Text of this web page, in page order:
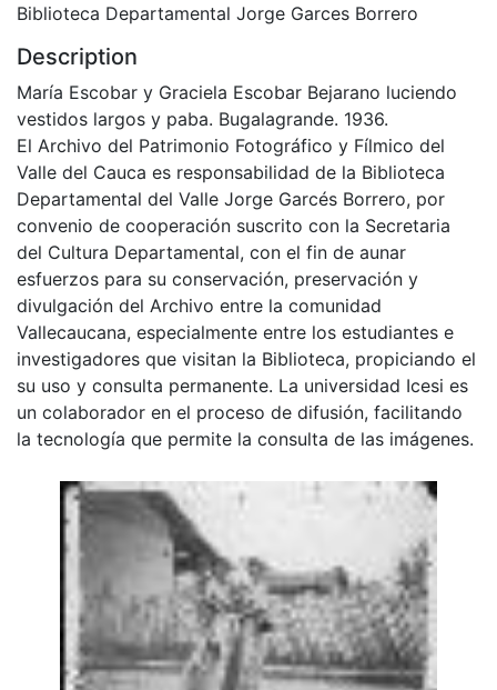
Biblioteca Departamental Jorge Garces Borrero
Description
María Escobar y Graciela Escobar Bejarano luciendo
vestidos largos y paba. Bugalagrande. 1936.
El Archivo del Patrimonio Fotográfico y Fílmico del
Valle del Cauca es responsabilidad de la Biblioteca
Departamental del Valle Jorge Garcés Borrero, por
convenio de cooperación suscrito con la Secretaria
del Cultura Departamental, con el fin de aunar
esfuerzos para su conservación, preservación y
divulgación del Archivo entre la comunidad
Vallecaucana, especialmente entre los estudiantes e
investigadores que visitan la Biblioteca, propiciando el
su uso y consulta permanente. La universidad Icesi es
un colaborador en el proceso de difusión, facilitando
la tecnología que permite la consulta de las imágenes.